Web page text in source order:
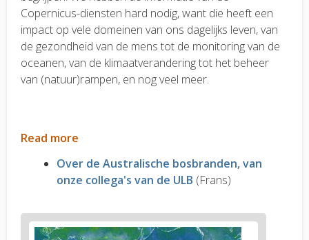
Copernicus-diensten hard nodig, want die heeft een
impact op vele domeinen van ons dagelijks leven, van
de gezondheid van de mens tot de monitoring van de
oceanen, van de klimaatverandering tot het beheer
van (natuur)rampen, en nog veel meer.
Read more
Over de Australische bosbranden, van
onze collega's van de ULB (Frans)
News